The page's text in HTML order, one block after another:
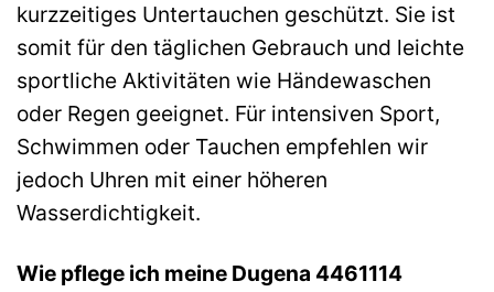
kurzzeitiges Untertauchen geschützt. Sie ist
somit für den täglichen Gebrauch und leichte
sportliche Aktivitäten wie Händewaschen
oder Regen geeignet. Für intensiven Sport,
Schwimmen oder Tauchen empfehlen wir
jedoch Uhren mit einer höheren
Wasserdichtigkeit.
Wie pflege ich meine Dugena 4461114